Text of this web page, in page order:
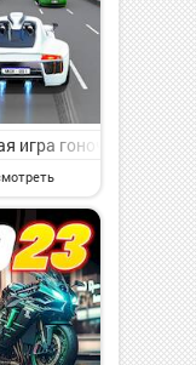
игра: 3D игры на
игра гоночная